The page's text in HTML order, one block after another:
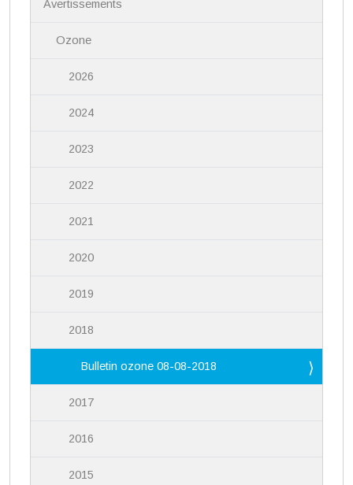
Avertissements
Ozone
2026
2024
2023
2022
2021
2020
2019
2018
Bulletin ozone 08-08-2018
2017
2016
2015